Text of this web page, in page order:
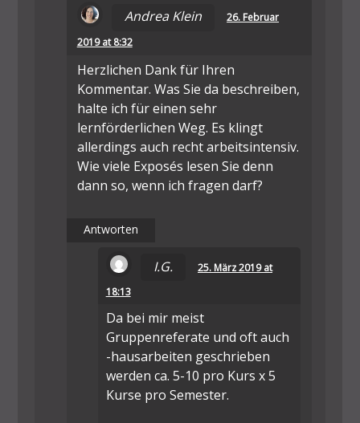
Andrea Klein
26. Februar
2019 at 8:32
Herzlichen Dank für Ihren
Kommentar. Was Sie da beschreiben,
halte ich für einen sehr
lernförderlichen Weg. Es klingt
allerdings auch recht arbeitsintensiv.
Wie viele Exposés lesen Sie denn
dann so, wenn ich fragen darf?
Antworten
I.G.
25. März 2019 at
18:13
Da bei mir meist
Gruppenreferate und oft auch
-hausarbeiten geschrieben
werden ca. 5-10 pro Kurs x 5
Kurse pro Semester.